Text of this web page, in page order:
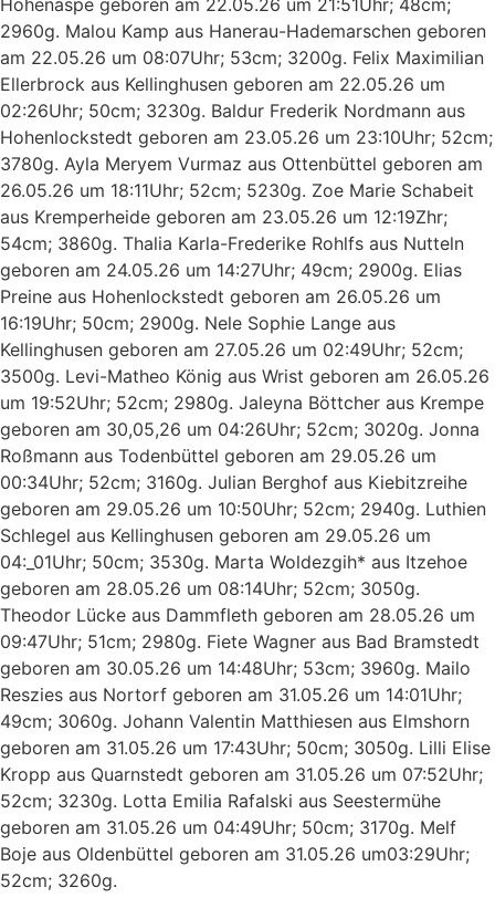
2960g. Malou Kamp aus Hanerau-Hademarschen geboren
am 22.05.26 um 08:07Uhr; 53cm; 3200g. Felix Maximilian
Ellerbrock aus Kellinghusen geboren am 22.05.26 um
02:26Uhr; 50cm; 3230g. Baldur Frederik Nordmann aus
Hohenlockstedt geboren am 23.05.26 um 23:10Uhr; 52cm;
3780g. Ayla Meryem Vurmaz aus Ottenbüttel geboren am
26.05.26 um 18:11Uhr; 52cm; 5230g. Zoe Marie Schabeit
aus Kremperheide geboren am 23.05.26 um 12:19Zhr;
54cm; 3860g. Thalia Karla-Frederike Rohlfs aus Nutteln
geboren am 24.05.26 um 14:27Uhr; 49cm; 2900g. Elias
Preine aus Hohenlockstedt geboren am 26.05.26 um
16:19Uhr; 50cm; 2900g. Nele Sophie Lange aus
Kellinghusen geboren am 27.05.26 um 02:49Uhr; 52cm;
3500g. Levi-Matheo König aus Wrist geboren am 26.05.26
um 19:52Uhr; 52cm; 2980g. Jaleyna Böttcher aus Krempe
geboren am 30,05,26 um 04:26Uhr; 52cm; 3020g. Jonna
Roßmann aus Todenbüttel geboren am 29.05.26 um
00:34Uhr; 52cm; 3160g. Julian Berghof aus Kiebitzreihe
geboren am 29.05.26 um 10:50Uhr; 52cm; 2940g. Luthien
Schlegel aus Kellinghusen geboren am 29.05.26 um
04:_01Uhr; 50cm; 3530g. Marta Woldezgih* aus Itzehoe
geboren am 28.05.26 um 08:14Uhr; 52cm; 3050g.
Theodor Lücke aus Dammfleth geboren am 28.05.26 um
09:47Uhr; 51cm; 2980g. Fiete Wagner aus Bad Bramstedt
geboren am 30.05.26 um 14:48Uhr; 53cm; 3960g. Mailo
Reszies aus Nortorf geboren am 31.05.26 um 14:01Uhr;
49cm; 3060g. Johann Valentin Matthiesen aus Elmshorn
geboren am 31.05.26 um 17:43Uhr; 50cm; 3050g. Lilli Elise
Kropp aus Quarnstedt geboren am 31.05.26 um 07:52Uhr;
52cm; 3230g. Lotta Emilia Rafalski aus Seestermühe
geboren am 31.05.26 um 04:49Uhr; 50cm; 3170g. Melf
Boje aus Oldenbüttel geboren am 31.05.26 um03:29Uhr;
52cm; 3260g.